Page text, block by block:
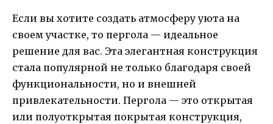
Если вы хотите создать атмосферу уюта на
своем участке, то пергола — идеальное
решение для вас. Эта элегантная конструкция
стала популярной не только благодаря своей
функциональности, но и внешней
привлекательности. Пергола — это открытая
или полуоткрытая покрытая конструкция,